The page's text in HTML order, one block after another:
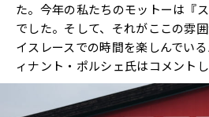
た。今年の私たちのモットーは『
でした。そして、それがここの雰
イスレースでの時間を楽しんでい
ィナント・ポルシェ氏はコメントし